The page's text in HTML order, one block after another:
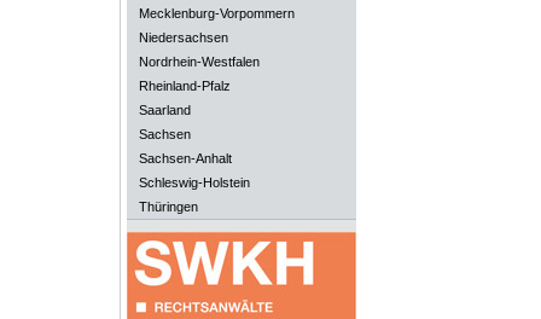
Mecklenburg-Vorpommern
Niedersachsen
Nordrhein-Westfalen
Rheinland-Pfalz
Saarland
Sachsen
Sachsen-Anhalt
Schleswig-Holstein
Thüringen